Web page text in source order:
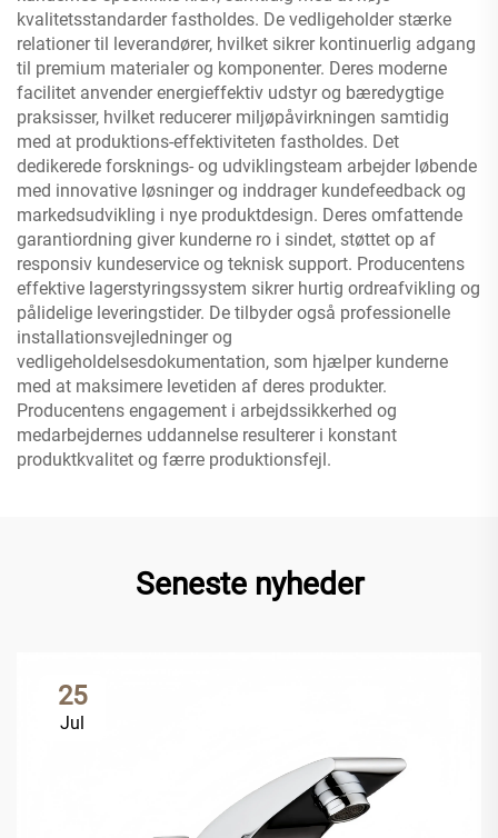
kvalitetsstandarder fastholdes. De vedligeholder stærke
relationer til leverandører, hvilket sikrer kontinuerlig adgang
til premium materialer og komponenter. Deres moderne
facilitet anvender energieffektiv udstyr og bæredygtige
praksisser, hvilket reducerer miljøpåvirkningen samtidig
med at produktions-effektiviteten fastholdes. Det
dedikerede forsknings- og udviklingsteam arbejder løbende
med innovative løsninger og inddrager kundefeedback og
markedsudvikling i nye produktdesign. Deres omfattende
garantiordning giver kunderne ro i sindet, støttet op af
responsiv kundeservice og teknisk support. Producentens
effektive lagerstyringssystem sikrer hurtig ordreafvikling og
pålidelige leveringstider. De tilbyder også professionelle
installationsvejledninger og
vedligeholdelsesdokumentation, som hjælper kunderne
med at maksimere levetiden af deres produkter.
Producentens engagement i arbejdssikkerhed og
medarbejdernes uddannelse resulterer i konstant
produktkvalitet og færre produktionsfejl.
Seneste nyheder
25
Jul